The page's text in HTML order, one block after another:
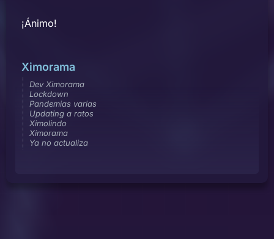
¡Ánimo!
Ximorama
Dev Ximorama
Lockdown
Pandemias varias
Updating a ratos
Ximolindo
Ximorama
Ya no actualiza